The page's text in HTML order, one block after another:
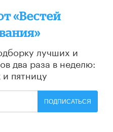
«Вестей
лучших и
два раза в неделю:
пятницу
ПОДПИСАТЬСЯ